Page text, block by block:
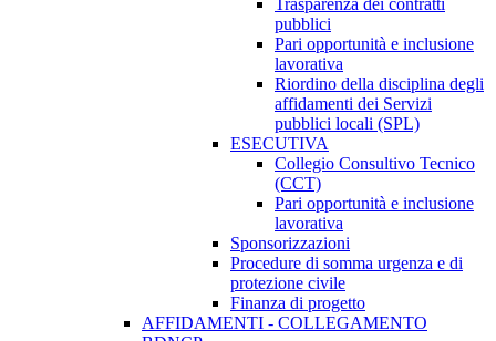
Trasparenza dei contratti
pubblici
Pari opportunità e inclusione
lavorativa
Riordino della disciplina degli
affidamenti dei Servizi
pubblici locali (SPL)
ESECUTIVA
Collegio Consultivo Tecnico
(CCT)
Pari opportunità e inclusione
lavorativa
Sponsorizzazioni
Procedure di somma urgenza e di
protezione civile
Finanza di progetto
AFFIDAMENTI - COLLEGAMENTO